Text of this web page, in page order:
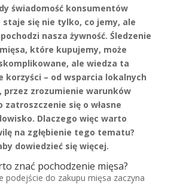
świadomość konsumentów
staje się nie tylko, co jemy, ale
nasza żywność. Śledzenie
które kupujemy, może
ale wiedza ta
korzyści – od wsparcia lokalnych
przez zrozumienie warunków
zatroszczenie się o własne
Dlaczego więc warto
na zgłębienie tego tematu?
dowiedzieć się więcej.
znać pochodzenie mięsa?
podejście do zakupu mięsa zaczyna